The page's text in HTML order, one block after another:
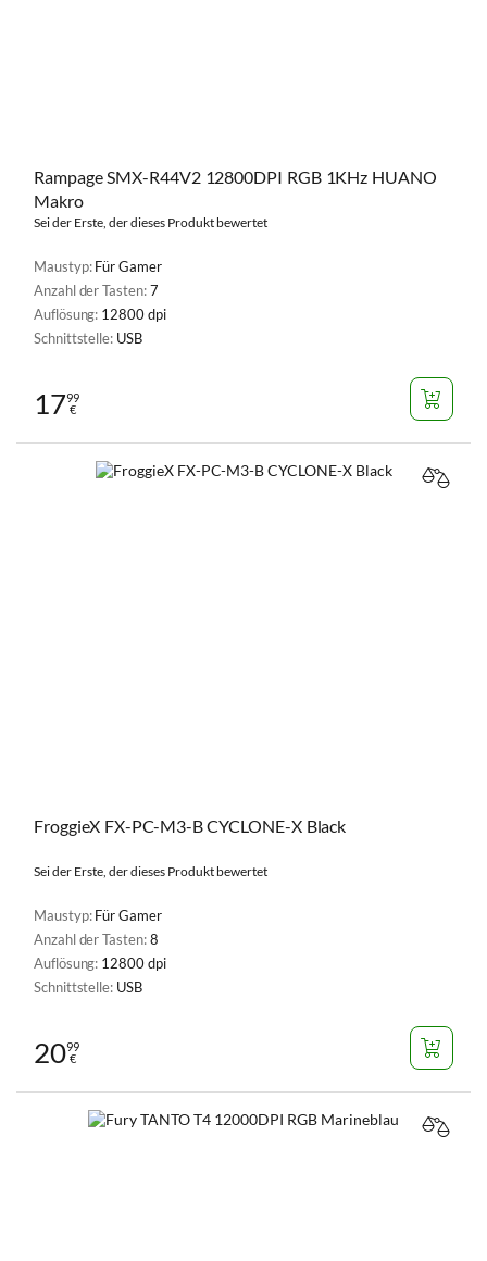
Rampage SMX-R44V2 12800DPI RGB 1KHz HUANO
Makro
Sei der Erste, der dieses Produkt bewertet
Maustyp:Für Gamer
Anzahl der Tasten:7
Auflösung: 12800 dpi
Schnittstelle: USB
1799
€
FroggieX FX-PC-M3-B CYCLONE-X Black
Sei der Erste, der dieses Produkt bewertet
Maustyp:Für Gamer
Anzahl der Tasten:8
Auflösung: 12800 dpi
Schnittstelle: USB
2099
€